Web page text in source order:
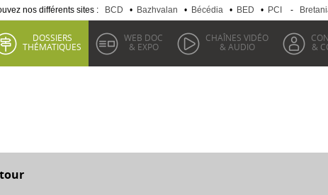
nos différents sites : BCD • Bazhvalan • Bécédia • BED • PCI -
DOSSIERS
THÉMATIQUES
WEB DOC
& EXPO
CHAÎNES VIDÉO
& AUDIO
&